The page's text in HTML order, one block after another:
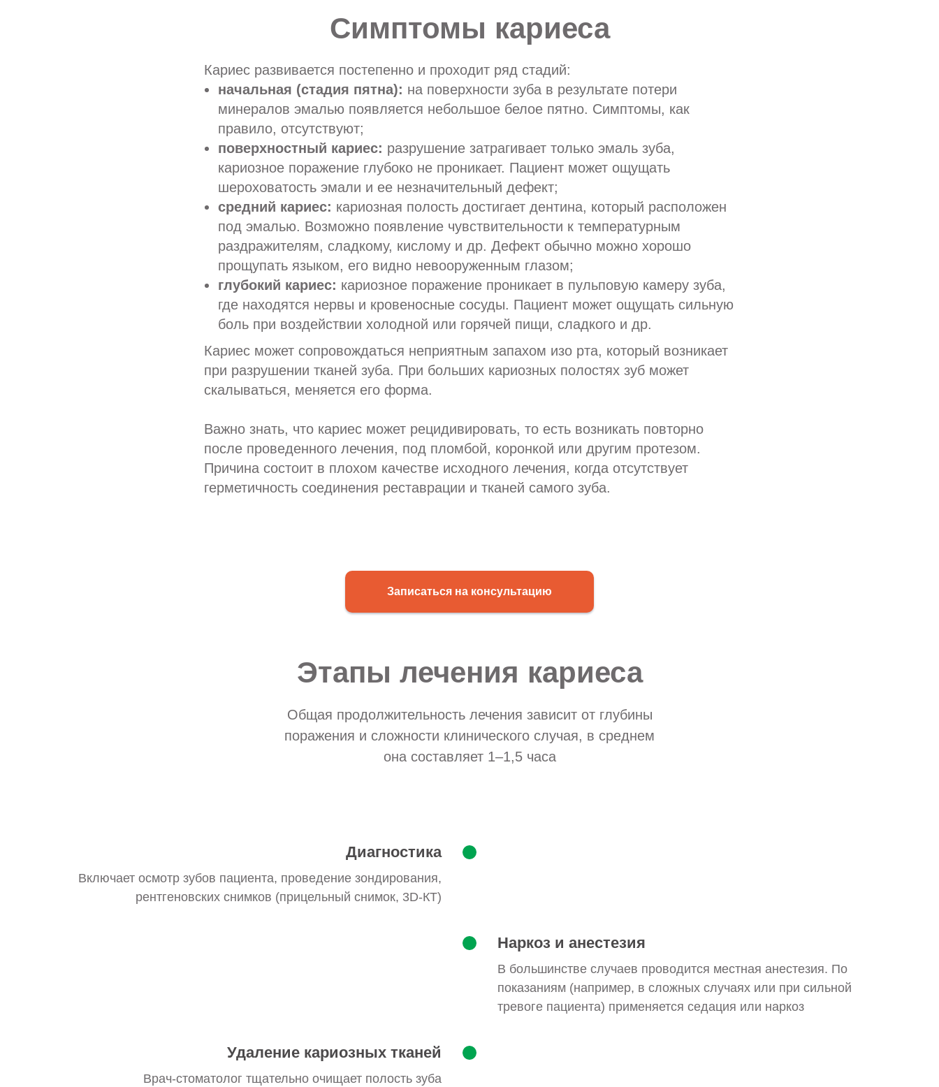
Симптомы кариеса
Кариес развивается постепенно и проходит ряд стадий:
начальная (стадия пятна): на поверхности зуба в результате потери
минералов эмалью появляется небольшое белое пятно. Симптомы, как
правило, отсутствуют;
поверхностный кариес: разрушение затрагивает только эмаль зуба,
кариозное поражение глубоко не проникает. Пациент может ощущать
шероховатость эмали и ее незначительный дефект;
средний кариес: кариозная полость достигает дентина, который расположен
под эмалью. Возможно появление чувствительности к температурным
раздражителям, сладкому, кислому и др. Дефект обычно можно хорошо
прощупать языком, его видно невооруженным глазом;
глубокий кариес: кариозное поражение проникает в пульповую камеру зуба,
где находятся нервы и кровеносные сосуды. Пациент может ощущать сильную
боль при воздействии холодной или горячей пищи, сладкого и др.
Кариес может сопровождаться неприятным запахом изо рта, который возникает
при разрушении тканей зуба. При больших кариозных полостях зуб может
скалываться, меняется его форма.
Важно знать, что кариес может рецидивировать, то есть возникать повторно
после проведенного лечения, под пломбой, коронкой или другим протезом.
Причина состоит в плохом качестве исходного лечения, когда отсутствует
герметичность соединения реставрации и тканей самого зуба.
Записаться на консультацию
Этапы лечения кариеса
Общая продолжительность лечения зависит от глубины
поражения и сложности клинического случая, в среднем
она составляет 1–1,5 часа
Диагностика
Включает осмотр зубов пациента, проведение зондирования,
рентгеновских снимков (прицельный снимок, 3D-КТ)
Наркоз и анестезия
В большинстве случаев проводится местная анестезия. По
показаниям (например, в сложных случаях или при сильной
тревоге пациента) применяется седация или наркоз
Удаление кариозных тканей
Врач-стоматолог тщательно очищает полость зуба